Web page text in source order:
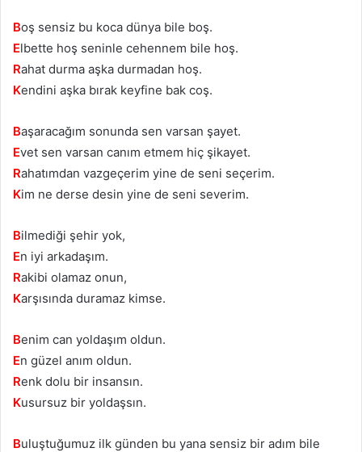
Boş sensiz bu koca dünya bile boş.
Elbette hoş seninle cehennem bile hoş.
Rahat durma aşka durmadan hoş.
Kendini aşka bırak keyfine bak coş.
Başaracağım sonunda sen varsan şayet.
Evet sen varsan canım etmem hiç şikayet.
Rahatımdan vazgeçerim yine de seni seçerim.
Kim ne derse desin yine de seni severim.
Bilmediği şehir yok,
En iyi arkadaşım.
Rakibi olamaz onun,
Karşısında duramaz kimse.
Benim can yoldaşım oldun.
En güzel anım oldun.
Renk dolu bir insansın.
Kusursuz bir yoldaşsın.
Buluştuğumuz ilk günden bu yana sensiz bir adım bile